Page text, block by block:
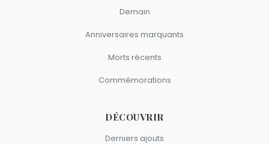
Demain
Anniversaires marquants
Morts récents
Commémorations
DÉCOUVRIR
Derniers ajouts